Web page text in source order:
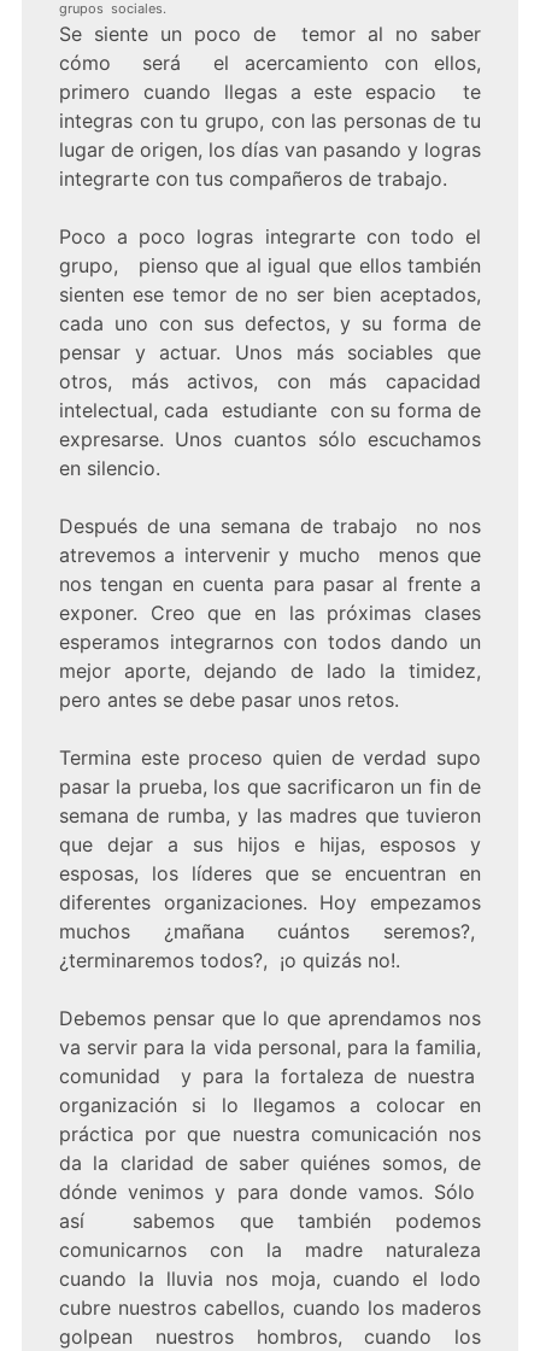
grupos sociales.
Se siente un poco de temor al no saber
cómo será el acercamiento con ellos,
primero cuando llegas a este espacio te
integras con tu grupo, con las personas de tu
lugar de origen, los días van pasando y logras
integrarte con tus compañeros de trabajo.
Poco a poco logras integrarte con todo el
grupo, pienso que al igual que ellos también
sienten ese temor de no ser bien aceptados,
cada uno con sus defectos, y su forma de
pensar y actuar. Unos más sociables que
otros, más activos, con más capacidad
intelectual, cada estudiante con su forma de
expresarse. Unos cuantos sólo escuchamos
en silencio.
Después de una semana de trabajo no nos
atrevemos a intervenir y mucho menos que
nos tengan en cuenta para pasar al frente a
exponer. Creo que en las próximas clases
esperamos integrarnos con todos dando un
mejor aporte, dejando de lado la timidez,
pero antes se debe pasar unos retos.
Termina este proceso quien de verdad supo
pasar la prueba, los que sacrificaron un fin de
semana de rumba, y las madres que tuvieron
que dejar a sus hijos e hijas, esposos y
esposas, los líderes que se encuentran en
diferentes organizaciones. Hoy empezamos
muchos ¿mañana cuántos seremos?,
¿terminaremos todos?, ¡o quizás no!.
Debemos pensar que lo que aprendamos nos
va servir para la vida personal, para la familia,
comunidad y para la fortaleza de nuestra
organización si lo llegamos a colocar en
práctica por que nuestra comunicación nos
da la claridad de saber quiénes somos, de
dónde venimos y para donde vamos. Sólo
así sabemos que también podemos
comunicarnos con la madre naturaleza
cuando la lluvia nos moja, cuando el lodo
cubre nuestros cabellos, cuando los maderos
golpean nuestros hombros, cuando los